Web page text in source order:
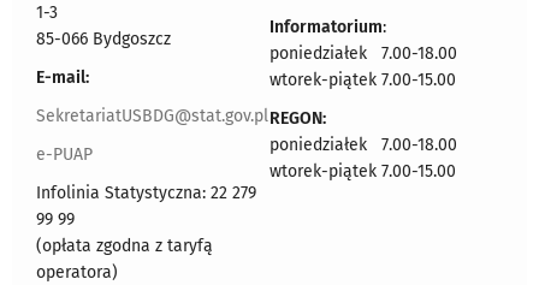
1-3
85-066 Bydgoszcz
E-mail:
SekretariatUSBDG@stat.gov.pl
e-PUAP
Infolinia Statystyczna: 22 279
99 99
(opłata zgodna z taryfą
operatora)
Informatorium:
poniedziałek 7.00-18.00
wtorek-piątek 7.00-15.00
REGON:
poniedziałek 7.00-18.00
wtorek-piątek 7.00-15.00